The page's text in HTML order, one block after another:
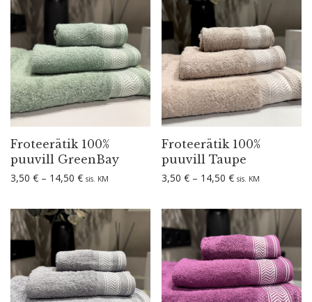
Frotee­rätik 100%
puuvill GreenBay
3,50 € – 14,50 €Hinnavahemik: 3,50 € kuni 14,50 €
sis. KM
Frotee­rätik 100%
puuvill Taupe
3,50 € – 14,50 €Hinnavahemik:
sis. KM